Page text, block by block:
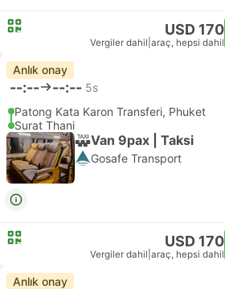
USD 170
Vergiler dahil araç, hepsi dahil
Anlık onay
--:-- --:-- 5s
Patong Kata Karon Transferi, Phuket
Surat Thani
Van 9pax | Taksi
Gosafe Transport
USD 170
Vergiler dahil araç, hepsi dahil
Anlık onay